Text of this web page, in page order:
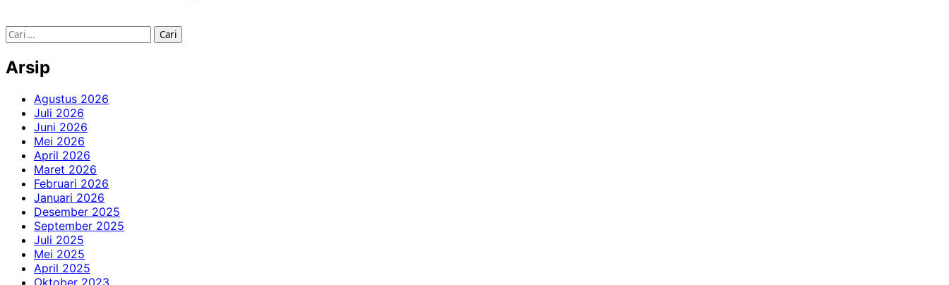
Arsip
Agustus 2026
Juli 2026
Juni 2026
Mei 2026
April 2026
Maret 2026
Februari 2026
Januari 2026
Desember 2025
September 2025
Juli 2025
Mei 2025
April 2025
Oktober 2023